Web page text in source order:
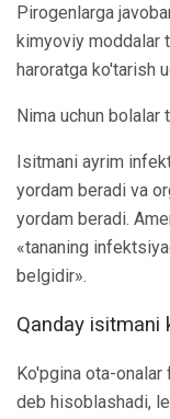
Pirogenlarga
kimyoviy moddalar
haroratga ko'tarish
Nima uchun bolalar
Isitmani ayrim
yordam beradi va
yordam beradi.
«tananing
belgidir».
Qanday isitmani
Ko'pgina ota-
deb hisoblashadi,